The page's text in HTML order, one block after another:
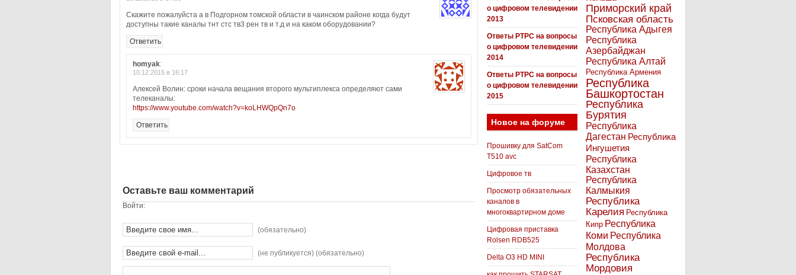
Скажите пожалуйста а в Подгорном томской области в чаинском районе когда будут
доступны такие каналы тнт стс тв3 рен тв и т.д и на каком оборудовании?
Ответить
homyak:
10.12.2015 в 16:17
Алексей Волин: сроки начала вещания второго мультиплекса определяют сами
телеканалы:
https://www.youtube.com/watch?v=koLHWQpQn7o
Ответить
Оставьте ваш комментарий
Войти:
(обязательно)
(не публикуется) (обязательно)
о цифровом телевидении
2013
Ответы РТРС на вопросы
о цифровом телевидении
2014
Ответы РТРС на вопросы
о цифровом телевидении
2015
Новое на форуме
Прошивку для SatCom
T510 avc
Цифровое тв
Просмотр обязательных
каналов в
многоквартирном доме
Цифровая приставка
Rolsen RDB525
Delta O3 HD MINI
Приморский край
Псковская область
Республика Адыгея
Республика
Азербайджан
Республика Алтай
Республика Армения
Республика
Башкортостан
Республика
Бурятия
Республика
Дагестан Республика
Ингушетия
Республика
Казахстан
Республика
Калмыкия
Республика
Карелия Республика
Кипр Республика
Коми Республика
Молдова
Республика
Мордовия